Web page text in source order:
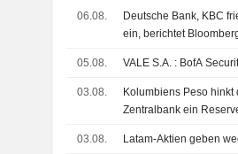
06.08.
Deutsche Bank, KBC
ein, berichtet
05.08. VALE S.A. :
03.08.
Kolumbiens Peso
Zentralbank ein
03.08. Latam-Aktien geben